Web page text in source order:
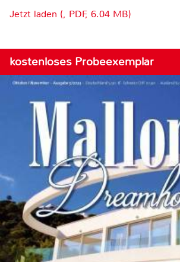
Jetzt laden (, PDF, 6.04 MB)
kostenloses Probeexemplar